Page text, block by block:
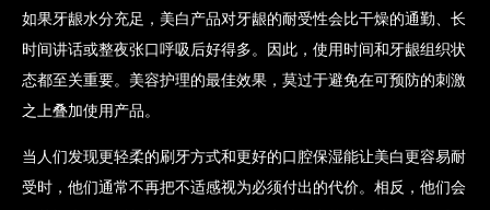
如果牙龈水分充足，美白产品对牙龈的耐受性会比干燥的通勤、长
时间讲话或整夜张口呼吸后好得多。因此，使用时间和牙龈组织状
态都至关重要。美容护理的最佳效果，莫过于避免在可预防的刺激
之上叠加使用产品。
当人们发现更轻柔的刷牙方式和更好的口腔保湿能让美白更容易耐
受时，他们通常不再把不适感视为必须付出的代价。相反，他们会